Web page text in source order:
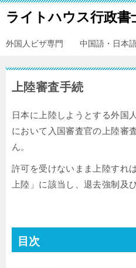
ライトハウス行政書
外国人ビザ専門 中国語・日本語
上陸審査手続
日本に上陸しようとする外国
において入国審査官の上陸審
ん。
許可を受けないまま上陸すれ
上陸」に該当し、退去強制及
目次